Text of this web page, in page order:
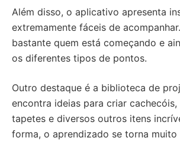
Além disso, o aplicativo apresenta
extremamente fáceis de
bastante quem está começando e
os diferentes tipos de pontos.
Outro destaque é a biblioteca de
encontra ideias para criar cachecóis,
tapetes e diversos outros itens
forma, o aprendizado se torna